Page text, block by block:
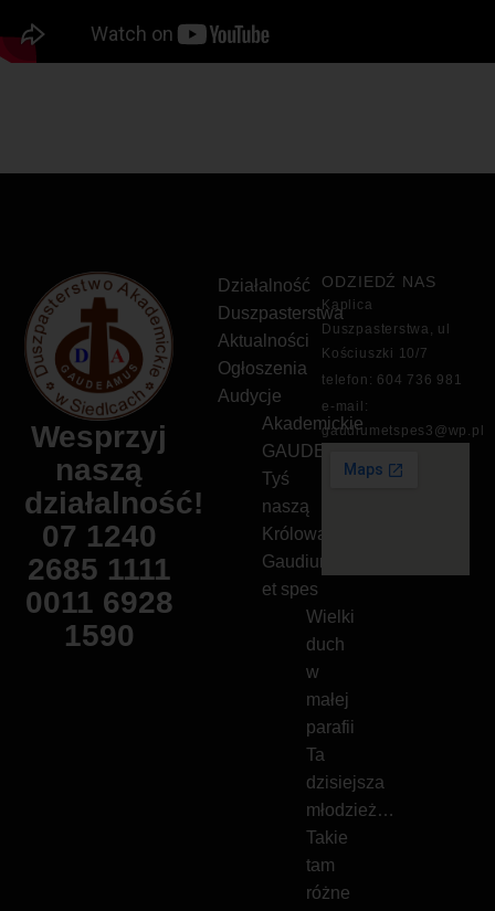
Wesprzyj
naszą
działalność!
07 1240
2685 1111
0011 6928
1590
Działalność
Duszpasterstwa
Aktualności
Ogłoszenia
Audycje
Akademickie
GAUDEAMUS
Tyś
naszą
Królową!
Gaudium
et spes
Wielki
duch
w
małej
parafii
Ta
dzisiejsza
młodzież…
Takie
tam
różne
ODZIEDŹ NAS
Kaplica
Duszpasterstwa, ul
Kościuszki 10/7
telefon: 604 736 981
e-mail:
gaudiumetspes3@wp.pl